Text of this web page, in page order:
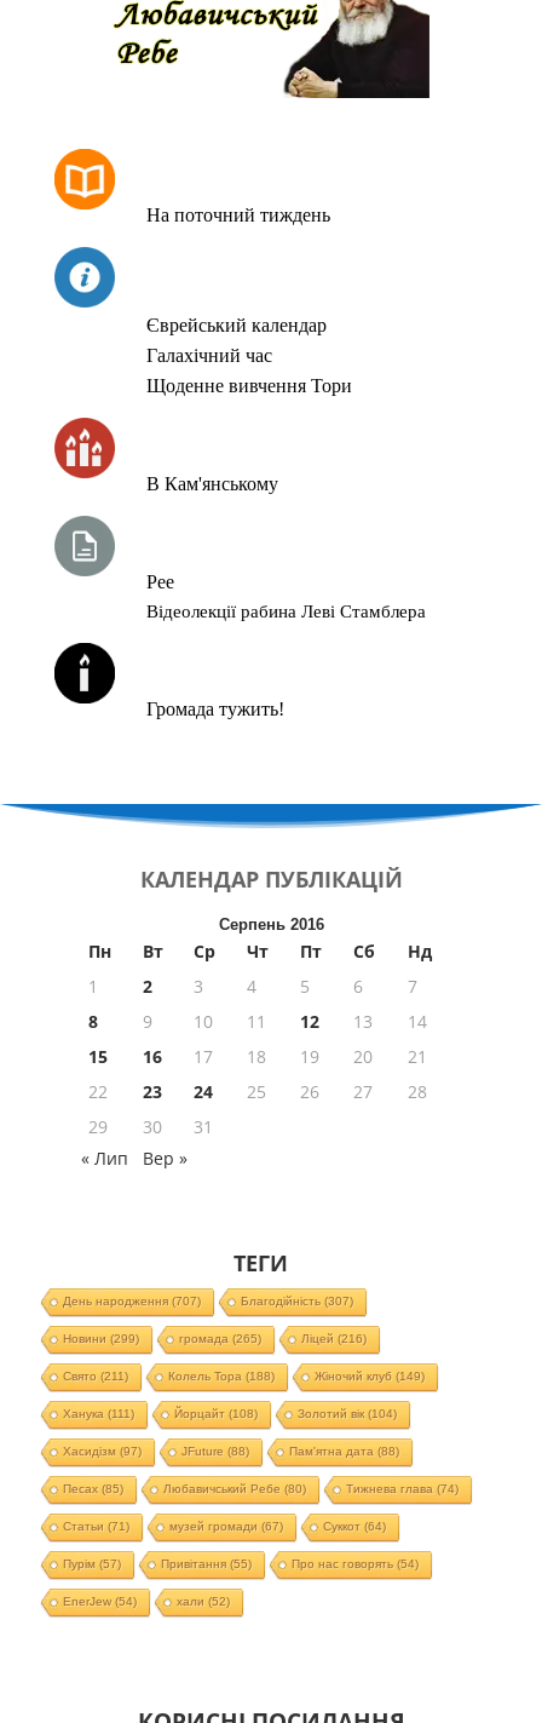
На поточний тиждень
Єврейський календар
Галахічний час
Щоденне вивчення Тори
В Кам'янському
Рее
Відеолекції рабина Леві Стамблера
Громада тужить!
КАЛЕНДАР ПУБЛІКАЦІЙ
Серпень 2016
Пн Вт Ср Чт Пт Сб
Нд
1
2 3 4 5 6
7
8
9 10 11 12 13
14
15
16 17 18 19 20
21
22
23 24 25 26 27
28
29
30
31
« Лип
Вер »
ТЕГИ
День народження(707) Благодійність (307)
Новини (299) громада (265) Ліцей (216)
Свято (211) Колель Тора (188) Жіночий клуб (149)
Ханука (111) Йорцайт (108) Золотий вік(104)
Хасидізм (97) JFuture (88) Пам'ятна дата (88)
Песах(85) Любавичський Ребе (80) Тижнева глава (74)
Статьи (71) музей громади (67) Суккот (64)
Пурім (57) Привітання(55) Про нас говорять (54)
EnerJew(54) хали (52)